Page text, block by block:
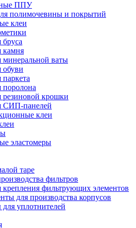
ППУ
полимочевины и покрытий
клеи
камня
минеральной ваты
обуви
поролона
резиновой крошки
СИП-панелей
клеи
эластомеры
таре
фильтров
крепления фильтрующих элементов
для производства корпусов
уплотнителей